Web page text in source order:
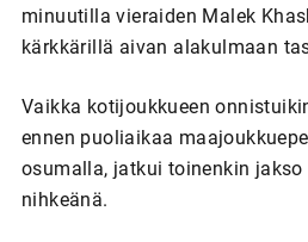
minuutilla vieraiden Malek
kärkkärillä aivan alakulmaan
Vaikka kotijoukkueen
ennen puoliaikaa
osumalla, jatkui toinenkin jakso
nihkeänä.